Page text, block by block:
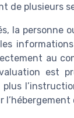
de plusieurs
la personne
au
est